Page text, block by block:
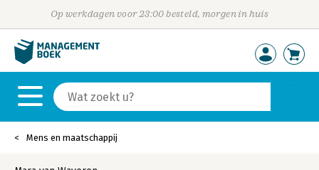
Op werkdagen voor 23:00 besteld, morgen in huis
Mens en maatschappij